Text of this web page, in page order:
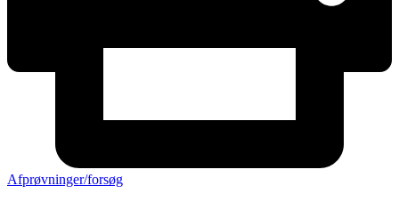
Afprøvninger/forsøg